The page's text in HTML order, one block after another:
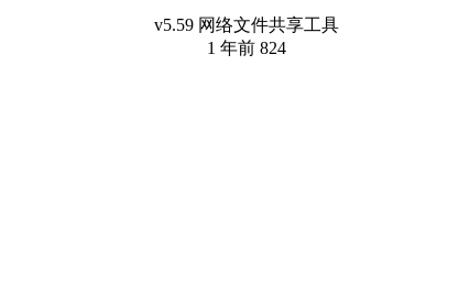
v5.59 网络文件共享工具
1 年前 824